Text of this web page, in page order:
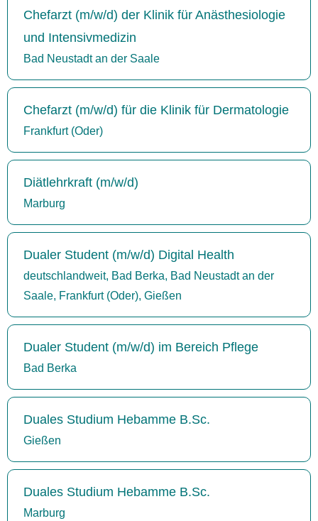
Chefarzt (m/w/d) der Klinik für Anästhesiologie
und Intensivmedizin
Bad Neustadt an der Saale
Chefarzt (m/w/d) für die Klinik für Dermatologie
Frankfurt (Oder)
Diätlehrkraft (m/w/d)
Marburg
Dualer Student (m/w/d) Digital Health
deutschlandweit, Bad Berka, Bad Neustadt an der
Saale, Frankfurt (Oder), Gießen
Dualer Student (m/w/d) im Bereich Pflege
Bad Berka
Duales Studium Hebamme B.Sc.
Gießen
Duales Studium Hebamme B.Sc.
Marburg